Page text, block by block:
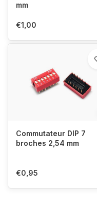
mm
€1,00
Commutateur DIP 7
broches 2,54 mm
€0,95